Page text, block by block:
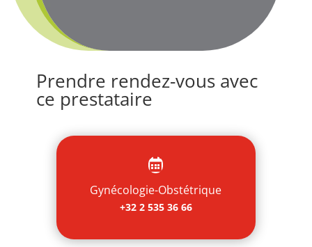
Prendre rendez-vous avec
ce prestataire

Gynécologie-Obstétrique
+32 2 535 36 66